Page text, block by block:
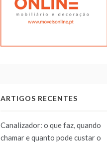
ARTIGOS RECENTES
Canalizador: o que faz, quando
chamar e quanto pode custar o